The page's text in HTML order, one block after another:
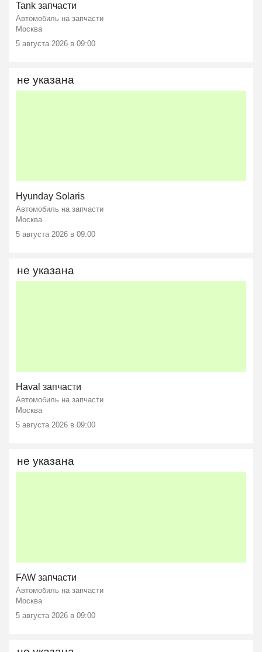
Tank запчасти
Автомобиль на запчасти
Москва
5 августа 2026 в 09:00
Hyunday Solaris
Автомобиль на запчасти
Москва
5 августа 2026 в 09:00
не указана
Haval запчасти
Автомобиль на запчасти
Москва
5 августа 2026 в 09:00
не указана
FAW запчасти
Автомобиль на запчасти
Москва
5 августа 2026 в 09:00
не указана